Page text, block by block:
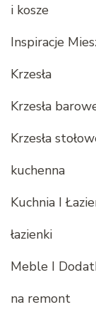
i kosze
Inspiracje
Krzesła
Krzesła
Krzesła
kuchenna
Kuchnia I
łazienki
Meble I
na remont